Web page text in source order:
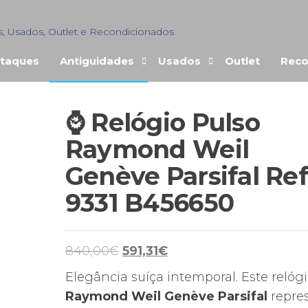
Usados, Outlet e Recondicionados
Antiguidades Usados Outlet
⌚ Relógio Pulso
Raymond Weil
Genève Parsifal
9331 B456650
840,00€ O
preço
original
591,31€O
preço
atual
Elegância suíça intemporal. Este
Raymond Weil Genève Parsifal